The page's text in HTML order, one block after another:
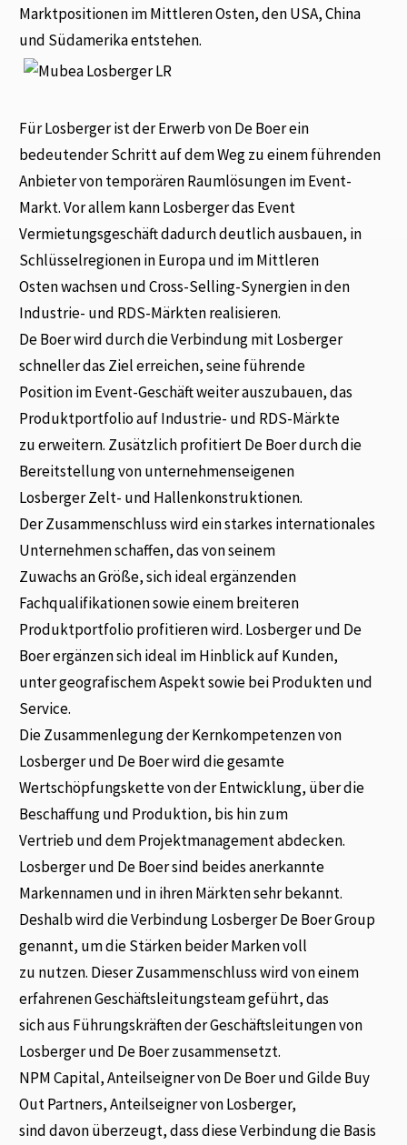
Marktpositionen im Mittleren Osten, den USA, China
und Südamerika entstehen.
Für Losberger ist der Erwerb von De Boer ein
bedeutender Schritt auf dem Weg zu einem führenden
Anbieter von temporären Raumlösungen im Event-
Markt. Vor allem kann Losberger das Event
Vermietungsgeschäft dadurch deutlich ausbauen, in
Schlüsselregionen in Europa und im Mittleren
Osten wachsen und Cross-Selling-Synergien in den
Industrie- und RDS-Märkten realisieren.
De Boer wird durch die Verbindung mit Losberger
schneller das Ziel erreichen, seine führende
Position im Event-Geschäft weiter auszubauen, das
Produktportfolio auf Industrie- und RDS-Märkte
zu erweitern. Zusätzlich profitiert De Boer durch die
Bereitstellung von unternehmenseigenen
Losberger Zelt- und Hallenkonstruktionen.
Der Zusammenschluss wird ein starkes internationales
Unternehmen schaffen, das von seinem
Zuwachs an Größe, sich ideal ergänzenden
Fachqualifikationen sowie einem breiteren
Produktportfolio profitieren wird. Losberger und De
Boer ergänzen sich ideal im Hinblick auf Kunden,
unter geografischem Aspekt sowie bei Produkten und
Service.
Die Zusammenlegung der Kernkompetenzen von
Losberger und De Boer wird die gesamte
Wertschöpfungskette von der Entwicklung, über die
Beschaffung und Produktion, bis hin zum
Vertrieb und dem Projektmanagement abdecken.
Losberger und De Boer sind beides anerkannte
Markennamen und in ihren Märkten sehr bekannt.
Deshalb wird die Verbindung Losberger De Boer Group
genannt, um die Stärken beider Marken voll
zu nutzen. Dieser Zusammenschluss wird von einem
erfahrenen Geschäftsleitungsteam geführt, das
sich aus Führungskräften der Geschäftsleitungen von
Losberger und De Boer zusammensetzt.
NPM Capital, Anteilseigner von De Boer und Gilde Buy
Out Partners, Anteilseigner von Losberger,
sind davon überzeugt, dass diese Verbindung die Basis